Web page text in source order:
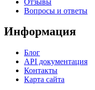
Вопросы и ответы
Информация
Блог
API документация
Контакты
Карта сайта